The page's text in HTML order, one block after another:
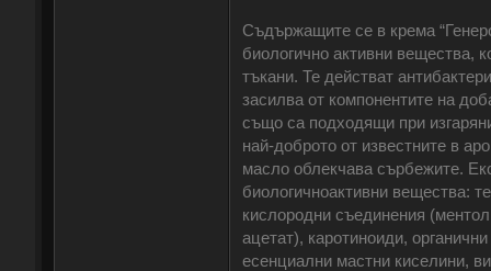
Съдържащите се в крема
биологично активни вещества,
тъкани. Те действат
засилва от компонентите на
също са подходящи при
най-доброто от известните в
масло облекчава сърбежите.
биологичноактивни вещества:
кислородни съединения
ацетат), каротиноиди,
есенциални мастни киселини,